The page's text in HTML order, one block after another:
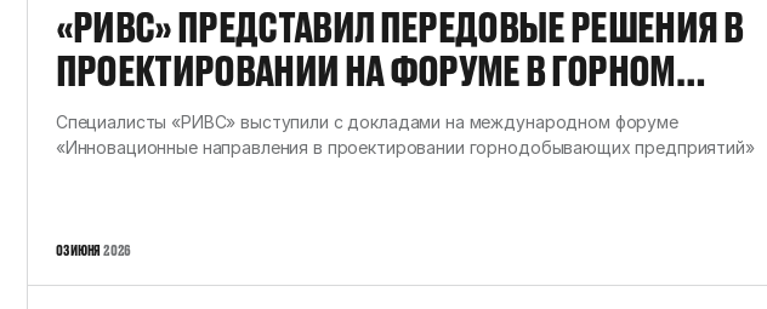
«РИВС» ПРЕДСТАВИЛ ПЕРЕДОВЫЕ РЕШЕНИЯ В
ПРОЕКТИРОВАНИИ НА ФОРУМЕ В ГОРНОМ
УНИВЕРСИТЕТЕ
Специалисты «РИВС» выступили с докладами на международном форуме
«Инновационные направления в проектировании горнодобывающих предприятий»
03 ИЮНЯ 2026